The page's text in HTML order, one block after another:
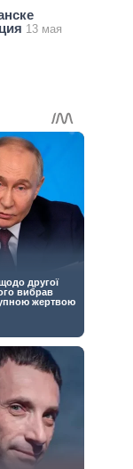
13 мая